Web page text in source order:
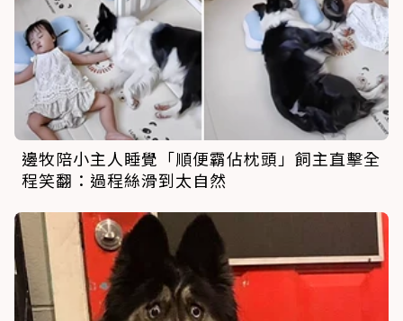
邊牧陪小主人睡覺「順便霸佔枕頭」飼主直擊全
程笑翻：過程絲滑到太自然